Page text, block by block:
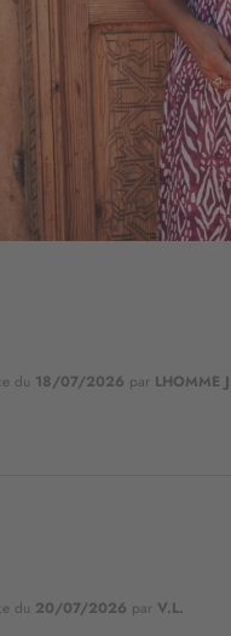
du 18/07/2026 par LHOMME
du 20/07/2026 par V.L.